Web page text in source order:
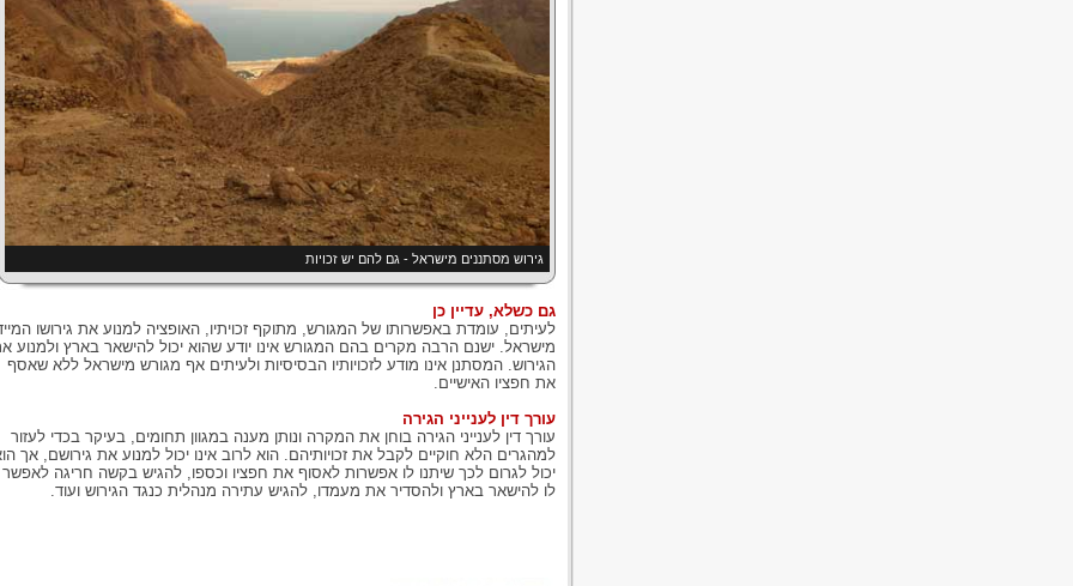
גירוש מסתננים מישראל - גם להם יש זכויות
גם כשלא, עדיין כן
לעיתים, עומדת באפשרותו של המגורש, מתוקף זכויתיו, האופציה למנוע את גירושו
מישראל. ישנם הרבה מקרים בהם המגורש אינו יודע שהוא יכול להישאר בארץ ולמנוע
הגירוש. המסתנן אינו מודע לזכויותיו הבסיסיות ולעיתים אף מגורש מישראל ללא שאסף
את חפציו האישיים.
עורך דין לענייני הגירה
עורך דין לענייני הגירה בוחן את המקרה ונותן מענה במגוון תחומים, בעיקר בכדי לעזור
למהגרים הלא חוקיים לקבל את זכויותיהם. הוא לרוב אינו יכול למנוע את גירושם, אך
יכול לגרום לכך שיתנו לו אפשרות לאסוף את חפציו וכספו, להגיש בקשה חריגה לאפשר
לו להישאר בארץ ולהסדיר את מעמדו, להגיש עתירה מנהלית כנגד הגירוש ועוד.